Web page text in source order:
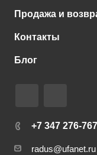
Продажа и
Контакты
Блог
+7 347 276-
radus@ufanet.ru